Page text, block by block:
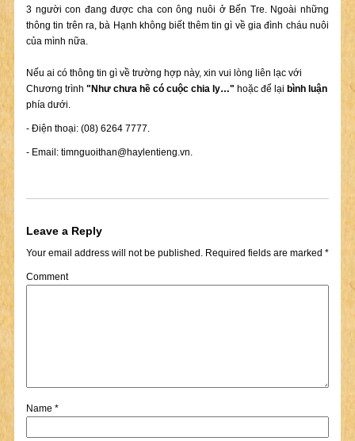
3 người con đang được cha con ông nuôi ở Bến Tre. Ngoài những
thông tin trên ra, bà Hạnh không biết thêm tin gì về gia đình cháu nuôi
của mình nữa.
Nếu ai có thông tin gì về trường hợp này, xin vui lòng liên lạc với
Chương trình "Như chưa hề có cuộc chia ly…" hoặc để lại bình luận
phía dưới.
- Điện thoại: (08) 6264 7777.
- Email: timnguoithan@haylentieng.vn.
Leave a Reply
Your email address will not be published.Required fields are marked *
Comment
Name *